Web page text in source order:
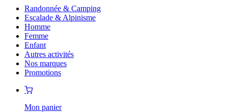
Randonnée & Camping
Escalade & Alpinisme
Homme
Femme
Enfant
Autres activités
Nos marques
Promotions
Mon panier